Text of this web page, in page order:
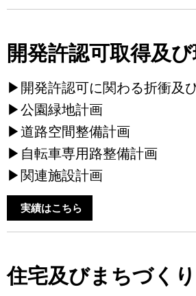
開発許認可取得及
▶開発許認可に関わる折衝及
▶公園緑地計画
▶道路空間整備計画
▶自転車専用路整備計画
▶関連施設計画
実績はこちら
住宅及びまちづく